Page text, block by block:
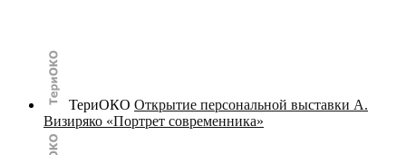
ТериОКО Открытие персональной выставки А.
Визиряко «Портрет современника»